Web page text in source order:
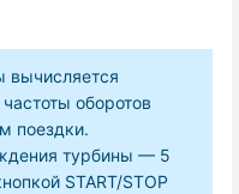
вычисляется
оборотов
поездки.
турбины — 5
START/STOP